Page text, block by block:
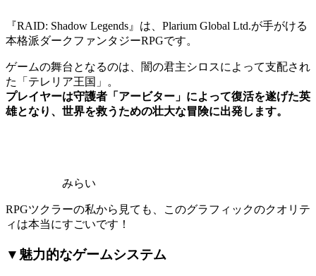
『RAID: Shadow Legends』は、Plarium Global Ltd.が手がける
本格派ダークファンタジーRPGです。
ゲームの舞台となるのは、闇の君主シロスによって支配され
た「テレリア王国」。
プレイヤーは守護者「アービター」によって復活を遂げた英
雄となり、世界を救うための壮大な冒険に出発します。
みらい
RPGツクラーの私から見ても、このグラフィックのクオリテ
ィは本当にすごいです！
▼魅力的なゲームシステム